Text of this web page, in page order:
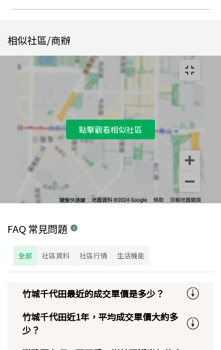
相似社區/商辦
點擊觀看相似社區
FAQ 常見問題
全部 社區資料 社區行情 生活機能
竹城千代田最近的成交單價是多少？
竹城千代田近1年，平均成交單價大約多
少？